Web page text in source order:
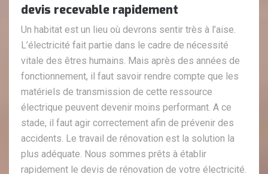
devis recevable rapidement
Un habitat est un lieu où devrons sentir très à l’aise.
L’électricité fait partie dans le cadre de nécessité
vitale des êtres humains. Mais après des années de
fonctionnement, il faut savoir rendre compte que les
matériels de transmission de cette ressource
électrique peuvent devenir moins performant. A ce
stade, il faut agir correctement afin de prévenir des
accidents. Le travail de rénovation est la solution la
plus adéquate. Nous sommes prêts à établir
rapidement le devis de rénovation de votre électricité.